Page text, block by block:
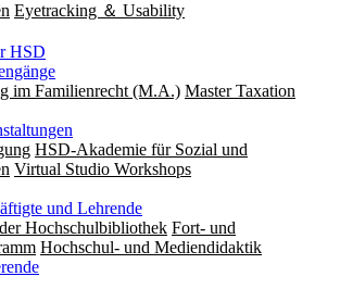
Eyetracking ＆ Usability
HSD
im Familienrecht (M.A.) Master Taxation
HSD-Akademie für Sozial und
Virtual Studio Workshops
und Lehrende
Hochschulbibliothek Fort- und
Hochschul- und Mediendidaktik